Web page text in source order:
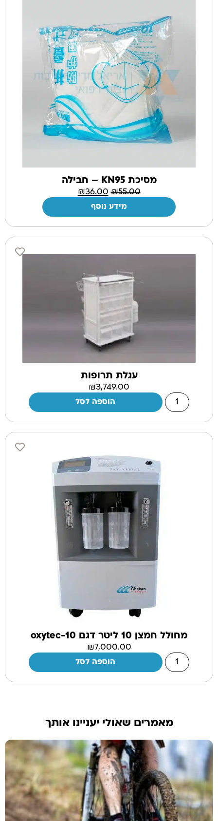
מסיכת KN95 – חבילה
₪55.00
₪36.00
מידע נוסף
עגלת תרופות
₪3,749.00
הוספה לסל
מחולל חמצן 10 ליטר דגם oxytec-10
₪7,000.00
הוספה לסל
מאמרים שאולי יעניינו אותך